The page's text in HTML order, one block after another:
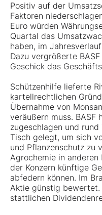
Positiv auf der
Faktoren
Euro würden
Quartal das
haben, im
Dazu vergrößerte
Geschick das
Schützenhilfe lieferte
kartellrechtlichen
Übernahme von
veräußern muss. BASF
zugeschlagen und
Tisch gelegt, um sich
und Pflanzenschutz zu
Agrochemie in
der Konzern künftige
abfedern können. Im
Aktie günstig
stattlichen